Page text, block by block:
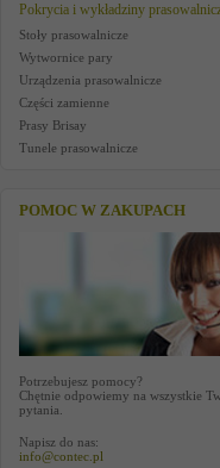
Pokrycia i wykładziny
Stoły prasowalnicze
Wytwornice pary
Urządzenia prasowalnicze
Części zamienne
Prasy Brisay
Tunele prasowalnicze
POMOC W ZAKUPACH
Potrzebujesz pomocy?
Chętnie odpowiemy na wszystkie
pytania.
Napisz do nas:
info@contec.pl